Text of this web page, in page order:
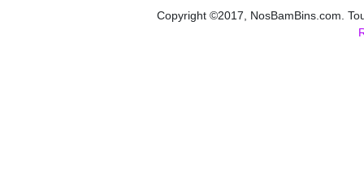
Copyright ©2017, NosBamBins.com.